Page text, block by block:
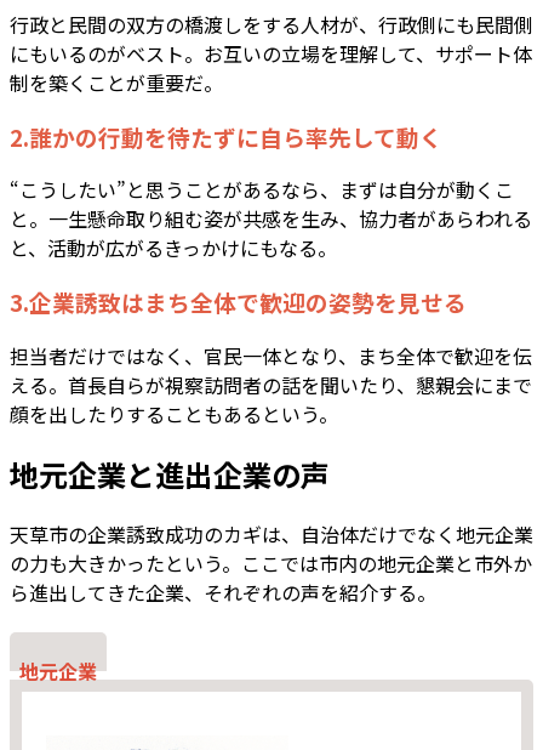
行政と民間の双方の橋渡しをする人材が、行政側にも民間側
にもいるのがベスト。お互いの立場を理解して、サポート体
制を築くことが重要だ。
2.誰かの行動を待たずに自ら率先して動く
“こうしたい”と思うことがあるなら、まずは自分が動くこ
と。一生懸命取り組む姿が共感を生み、協力者があらわれる
と、活動が広がるきっかけにもなる。
3.企業誘致はまち全体で歓迎の姿勢を見せる
担当者だけではなく、官民一体となり、まち全体で歓迎を伝
える。首長自らが視察訪問者の話を聞いたり、懇親会にまで
顔を出したりすることもあるという。
地元企業と進出企業の声
天草市の企業誘致成功のカギは、自治体だけでなく地元企業
の力も大きかったという。ここでは市内の地元企業と市外か
ら進出してきた企業、それぞれの声を紹介する。
地元企業